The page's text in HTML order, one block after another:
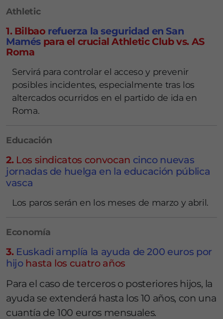
Athletic
1. Bilbao refuerza la seguridad en San
Mamés para el crucial Athletic Club vs. AS
Roma
Servirá para controlar el acceso y prevenir
posibles incidentes, especialmente tras los
altercados ocurridos en el partido de ida en
Roma.
Educación
2. Los sindicatos convocan cinco nuevas
jornadas de huelga en la educación pública
vasca
Los paros serán en los meses de marzo y abril.
Economía
3. Euskadi amplía la ayuda de 200 euros por
hijo hasta los cuatro años
Para el caso de terceros o posteriores hijos, la
ayuda se extenderá hasta los 10 años, con una
cuantía de 100 euros mensuales.